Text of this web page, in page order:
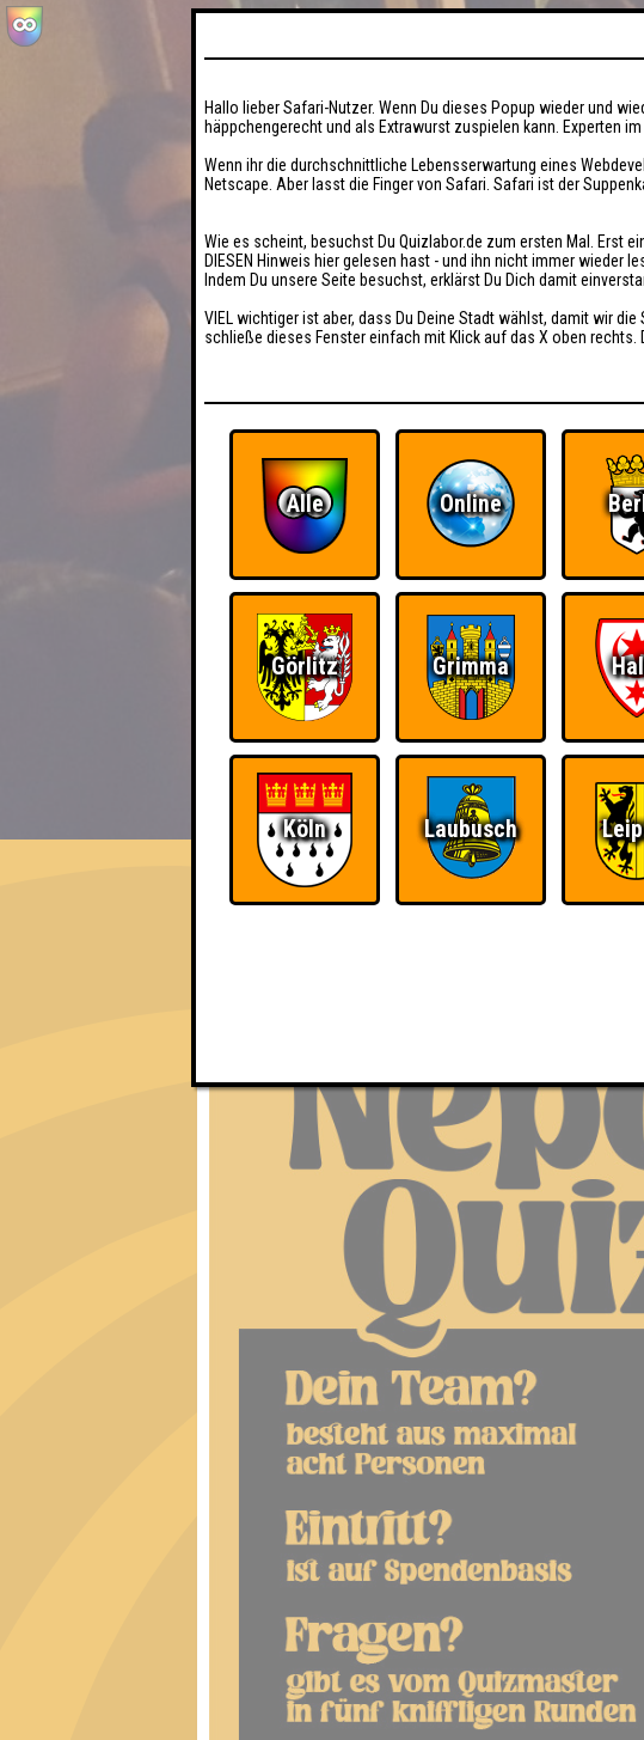
EVENTS
Nepomuk Quiznight #115
Hallo lieber Safari-Nutzer. Wenn Du dieses Popup wieder und
häppchengerecht und als Extrawurst zuspielen kann. Experten
Wenn ihr die durchschnittliche Lebensserwartung eines
Netscape. Aber lasst die Finger von Safari. Safari ist der
Wie es scheint, besuchst Du Quizlabor.de zum ersten Mal. Erst
DIESEN Hinweis hier gelesen hast - und ihn nicht immer wieder
Indem Du unsere Seite besuchst, erklärst Du Dich damit
VIEL wichtiger ist aber, dass Du Deine Stadt wählst, damit wir
schließe dieses Fenster einfach mit Klick auf das X oben
Alle Online
Görlitz Grimma
Köln Laubusch